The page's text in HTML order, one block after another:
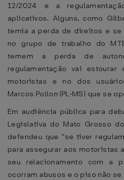
12/2024 e a
aplicativos. Alguns, como
temia a perda de direitos e
no grupo de trabalho do
temem a perda de
regulamentação vai
motoristas e no dos
Marcos Pollon (PL-MS) que se
Em audiência pública para
Legislativa do Mato Grosso
defendeu que “se tiver
para assegurar aos motoristas
seu relacionamento com a
ocorram abusos e o piso não se